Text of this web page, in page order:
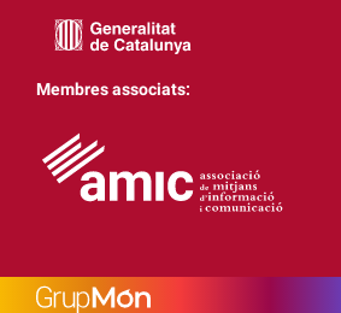
Membres associats: